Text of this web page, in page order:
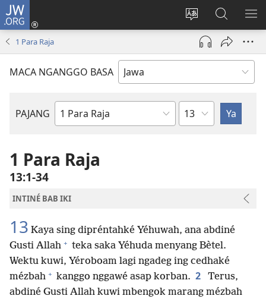
JW.ORG
Ganti
basa
situs
Mlebu
(opens
window)
Golèk
JW.ORG
1 Para Raja
MACA NGANGGO BASA
PAJANG
Buku
Bab
1 Para Raja
13:1-34
INTINÉ BAB IKI
13 Kaya sing dipréntahké Yéhuwah, ana abdiné
Gusti Allah + teka saka Yéhuda menyang Bètel.
Wektu kuwi, Yéroboam lagi ngadeg ing cedhaké
mézbah + kanggo nggawé asap korban. 2
Terus,
abdiné Gusti Allah kuwi mbengok marang mézbah